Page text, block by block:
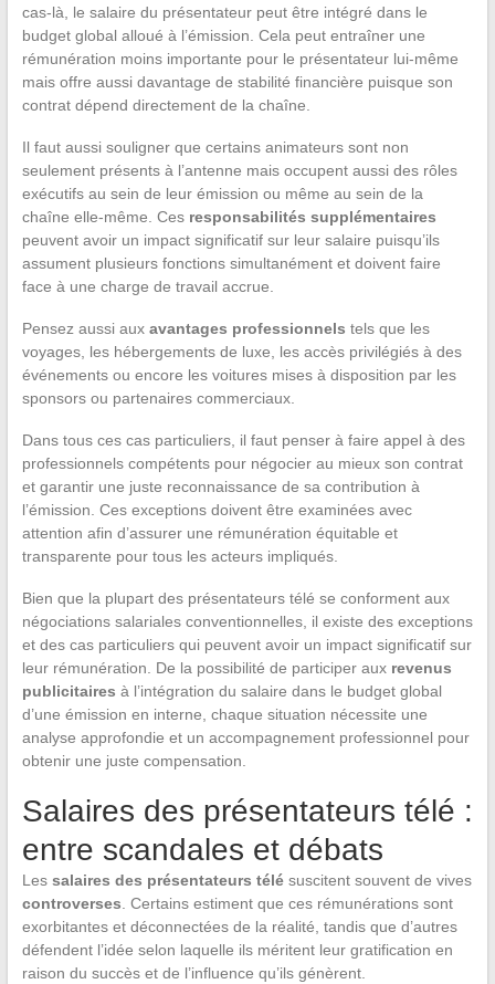
cas-là, le salaire du présentateur peut être intégré dans le
budget global alloué à l’émission. Cela peut entraîner une
rémunération moins importante pour le présentateur lui-même
mais offre aussi davantage de stabilité financière puisque son
contrat dépend directement de la chaîne.
Il faut aussi souligner que certains animateurs sont non
seulement présents à l’antenne mais occupent aussi des rôles
exécutifs au sein de leur émission ou même au sein de la
chaîne elle-même. Ces responsabilités supplémentaires
peuvent avoir un impact significatif sur leur salaire puisqu’ils
assument plusieurs fonctions simultanément et doivent faire
face à une charge de travail accrue.
Pensez aussi aux avantages professionnels tels que les
voyages, les hébergements de luxe, les accès privilégiés à des
événements ou encore les voitures mises à disposition par les
sponsors ou partenaires commerciaux.
Dans tous ces cas particuliers, il faut penser à faire appel à des
professionnels compétents pour négocier au mieux son contrat
et garantir une juste reconnaissance de sa contribution à
l’émission. Ces exceptions doivent être examinées avec
attention afin d’assurer une rémunération équitable et
transparente pour tous les acteurs impliqués.
Bien que la plupart des présentateurs télé se conforment aux
négociations salariales conventionnelles, il existe des exceptions
et des cas particuliers qui peuvent avoir un impact significatif sur
leur rémunération. De la possibilité de participer aux revenus
publicitaires à l’intégration du salaire dans le budget global
d’une émission en interne, chaque situation nécessite une
analyse approfondie et un accompagnement professionnel pour
obtenir une juste compensation.
Salaires des présentateurs télé :
entre scandales et débats
Les salaires des présentateurs télésuscitent souvent de vives
controverses . Certains estiment que ces rémunérations sont
exorbitantes et déconnectées de la réalité, tandis que d’autres
défendent l’idée selon laquelle ils méritent leur gratification en
raison du succès et de l’influence qu’ils génèrent.